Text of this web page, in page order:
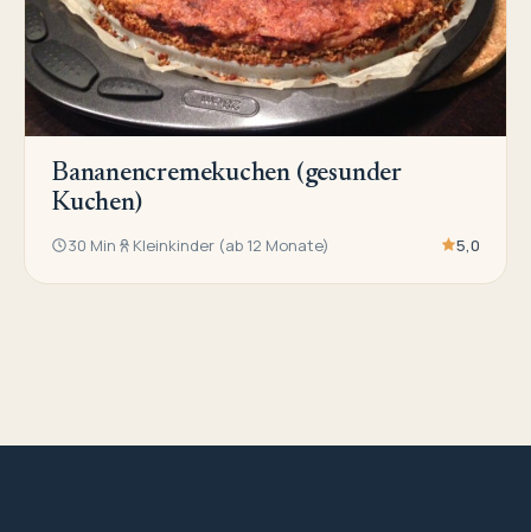
Bananencremekuchen (gesunder
Kuchen)
30 Min Kleinkinder (ab 12 Monate) 5,0